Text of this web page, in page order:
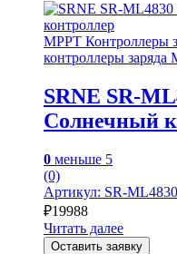
MPPT Контроллеры
контроллеры заряда
SRNE SR-
Солнечный
0 меньше 5
(0)
Артикул: SR-ML4830
₽19988
Читать далее
Оставить заявку